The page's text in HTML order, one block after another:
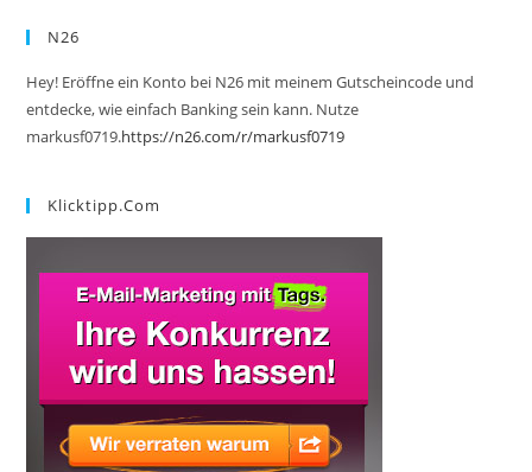
N26
Hey! Eröffne ein Konto bei N26 mit meinem Gutscheincode und
entdecke, wie einfach Banking sein kann. Nutze
markusf0719.https://n26.com/r/markusf0719
Klicktipp.com